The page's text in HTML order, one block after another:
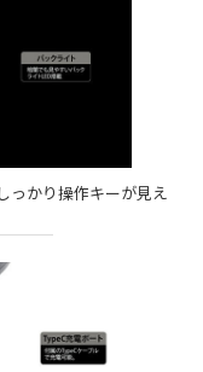
っかり操作キーが見え